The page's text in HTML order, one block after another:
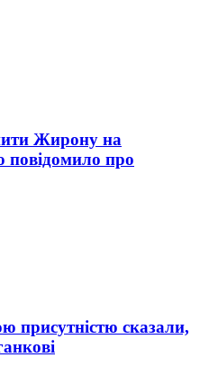
Жирону на
повідомило про
присутністю сказали,